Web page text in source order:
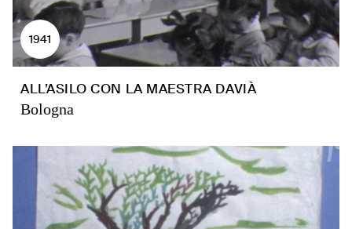
1941
ALL’ASILO CON LA MAESTRA DAVIÀ
Bologna